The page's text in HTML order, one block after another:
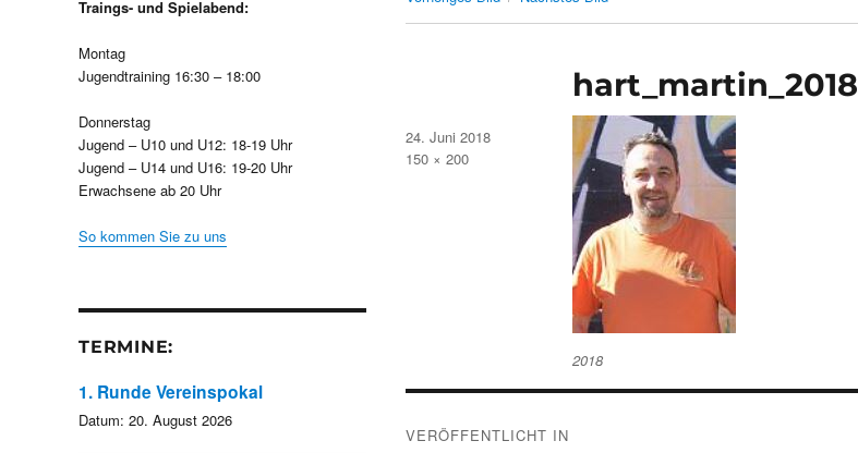
hart_martin_2018
2018
Veröffentlicht
am
24. Juni 2018
Volle
150 × 200
VERÖFFENTLICHT IN
Traings- und Spielabend:
Montag
Jugendtraining 16:30 – 18:00
Donnerstag
Jugend – U10 und U12: 18-19 Uhr
Jugend – U14 und U16: 19-20 Uhr
Erwachsene ab 20 Uhr
So kommen Sie zu uns
TERMINE:
1. Runde Vereinspokal
Datum: 20. August 2026